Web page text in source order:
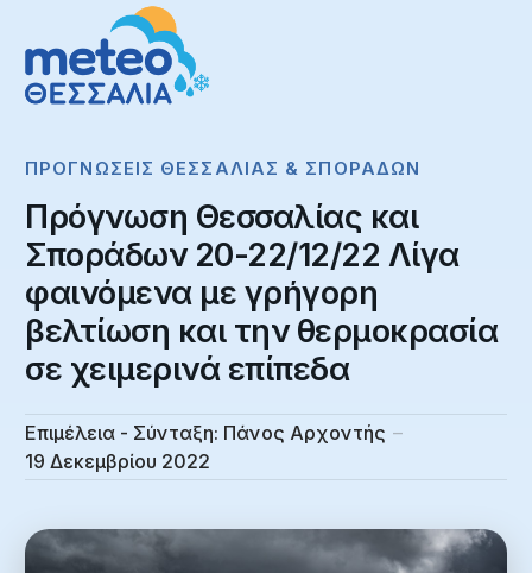
ΠΡΟΓΝΏΣΕΙΣ ΘΕΣΣΑΛΊΑΣ & ΣΠΟΡΆΔΩΝ
Πρόγνωση Θεσσαλίας και
Σποράδων 20-22/12/22 Λίγα
φαινόμενα με γρήγορη
βελτίωση και την θερμοκρασία
σε χειμερινά επίπεδα
Επιμέλεια - Σύνταξη: Πάνος Αρχοντής
19 Δεκεμβρίου 2022